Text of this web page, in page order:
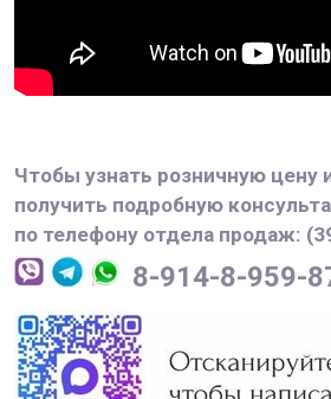
Чтобы узнать розничную цену
получить подробную
по телефону отдела продаж:
8-914-8-959-